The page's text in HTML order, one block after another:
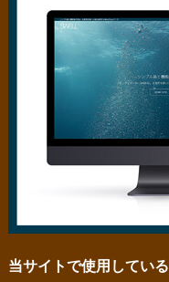
当サイトで使用してい